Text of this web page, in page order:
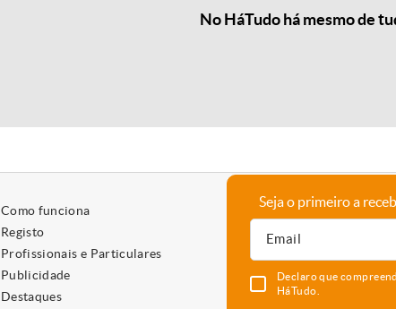
No HáTudo há mesmo de
Como funciona
Registo
Profissionais e Particulares
Publicidade
Destaques
A empresa
Parceiros
Seja o primeiro a
Declaro que
HáTudo.